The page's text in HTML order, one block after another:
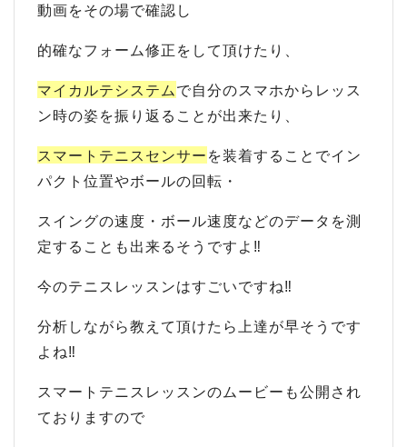
動画をその場で確認し
的確なフォーム修正をして頂けたり、
マイカルテシステム で自分のスマホからレッス
ン時の姿を振り返ることが出来たり、
スマートテニスセンサー を装着することでイン
パクト位置やボールの回転・
スイングの速度・ボール速度などのデータを測
定することも出来るそうですよ‼
今のテニスレッスンはすごいですね‼
分析しながら教えて頂けたら上達が早そうです
よね‼
スマートテニスレッスンのムービーも公開され
ておりますので